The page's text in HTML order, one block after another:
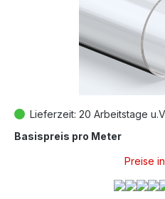
Lieferzeit: 20 Arbeitstage
Basispreis pro Meter
Preise